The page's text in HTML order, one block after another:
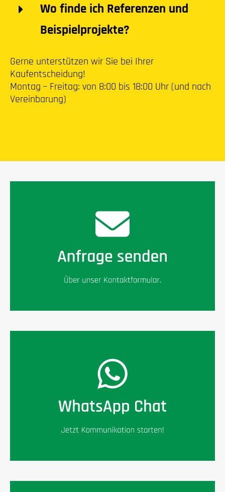
Wo finde ich Referenzen und
Beispielprojekte?
Gerne unterstützen wir Sie bei Ihrer
Kaufentscheidung!
Montag – Freitag: von 8:00 bis 18:00 Uhr (und nach
Vereinbarung)